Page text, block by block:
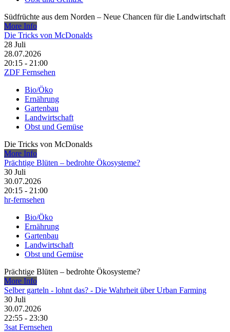
Südfrüchte aus dem Norden – Neue Chancen für die Landwirtschaft
More Info
Die Tricks von McDonalds
28 Juli
28.07.2026
20:15 - 21:00
ZDF Fernsehen
Bio/Öko
Ernährung
Gartenbau
Landwirtschaft
Obst und Gemüse
Die Tricks von McDonalds
More Info
Prächtige Blüten – bedrohte Ökosysteme?
30 Juli
30.07.2026
20:15 - 21:00
hr-fernsehen
Bio/Öko
Ernährung
Gartenbau
Landwirtschaft
Obst und Gemüse
Prächtige Blüten – bedrohte Ökosysteme?
More Info
Selber garteln - lohnt das? - Die Wahrheit über Urban Farming
30 Juli
30.07.2026
22:55 - 23:30
3sat Fernsehen